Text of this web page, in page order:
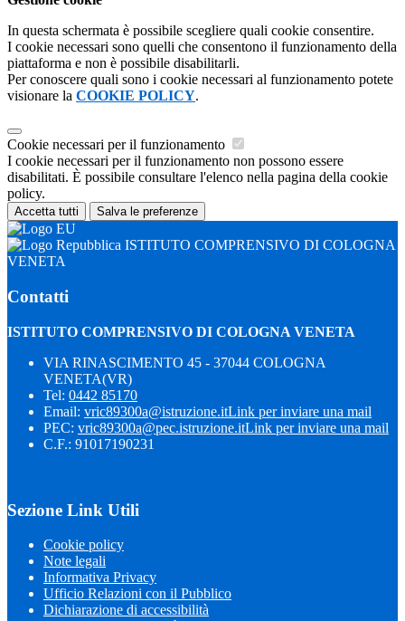
In questa schermata è possibile scegliere quali cookie consentire.
I cookie necessari sono quelli che consentono il funzionamento della
piattaforma e non è possibile disabilitarli.
Per conoscere quali sono i cookie necessari al funzionamento potete
visionare la COOKIE POLICY.
Cookie necessari per il funzionamento
I cookie necessari per il funzionamento non possono essere
disabilitati. È possibile consultare l'elenco nella pagina della cookie
policy.
Accetta tutti Salva le preferenze
ISTITUTO COMPRENSIVO DI COLOGNA
VENETA
Contatti
ISTITUTO COMPRENSIVO DI COLOGNA VENETA
VIA RINASCIMENTO 45 - 37044 COLOGNA
VENETA(VR)
Tel: 0442 85170
Email: vric89300a@istruzione.itLink per inviare una mail
PEC: vric89300a@pec.istruzione.itLink per inviare una mail
C.F.: 91017190231
Sezione Link Utili
Cookie policy
Note legali
Informativa Privacy
Ufficio Relazioni con il Pubblico
Dichiarazione di accessibilità